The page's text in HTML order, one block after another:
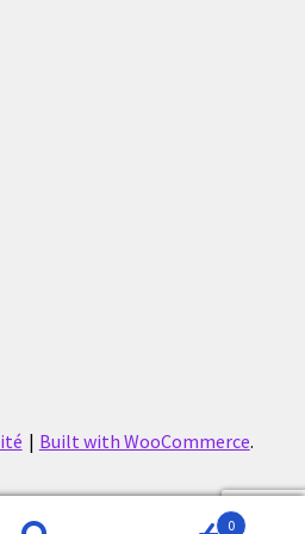
de pompes de laboratoire
Built with WooCommerce.
0